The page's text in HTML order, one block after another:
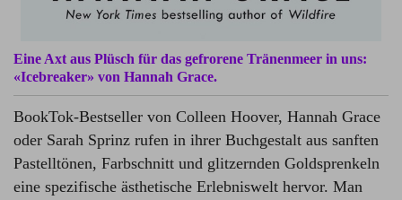
Eine Axt aus Plüsch für das gefrorene Tränenmeer in uns:
«Icebreaker» von Hannah Grace.
BookTok-Bestseller von Colleen Hoover, Hannah Grace
oder Sarah Sprinz rufen in ihrer Buchgestalt aus sanften
Pastelltönen, Farbschnitt und glitzernden Goldsprenkeln
eine spezifische ästhetische Erlebniswelt hervor. Man